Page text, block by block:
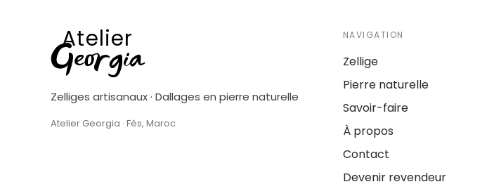
Atelier
Georgia
Zelliges artisanaux · Dallages en pierre naturelle
Atelier Georgia · Fès, Maroc
NAVIGATION
Zellige
Pierre naturelle
Savoir-faire
À propos
Contact
Devenir revendeur